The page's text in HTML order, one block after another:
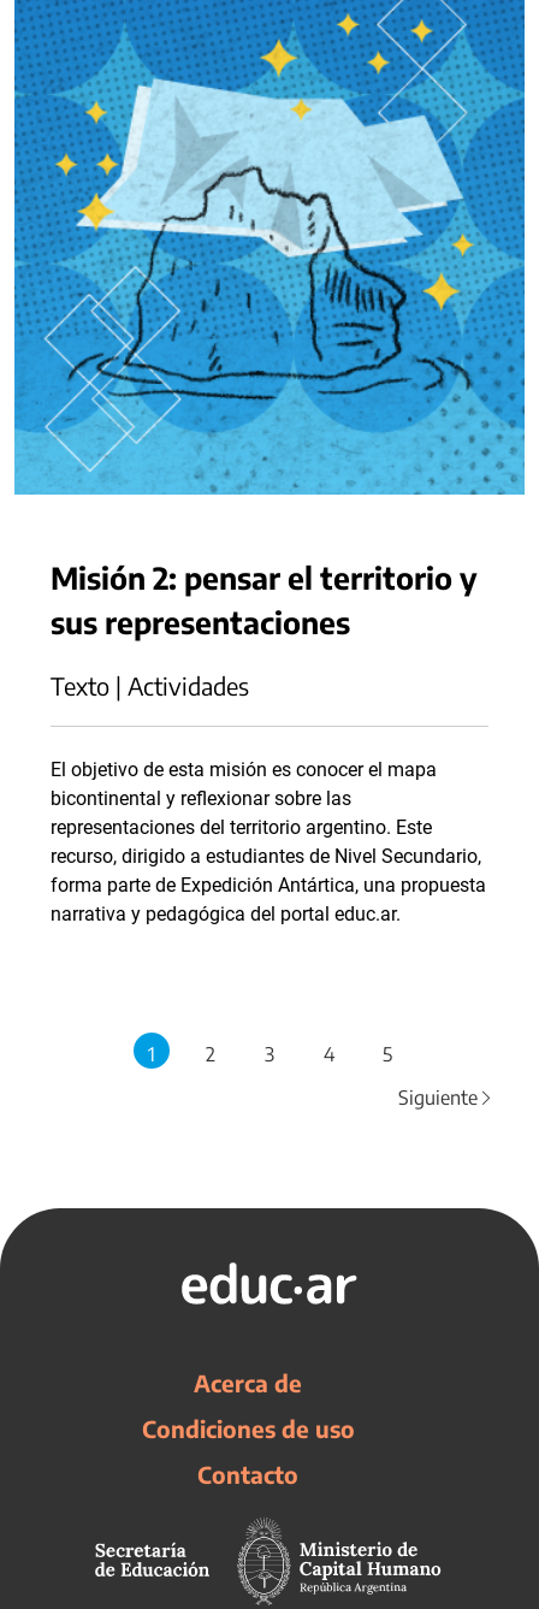
Misión 2: pensar el territorio y
sus representaciones
Texto | Actividades
El objetivo de esta misión es conocer el mapa
bicontinental y reflexionar sobre las
representaciones del territorio argentino. Este
recurso, dirigido a estudiantes de Nivel Secundario,
forma parte de Expedición Antártica, una propuesta
narrativa y pedagógica del portal educ.ar.
1 2 3 4
5
Siguiente
Acerca de
Condiciones de uso
Contacto